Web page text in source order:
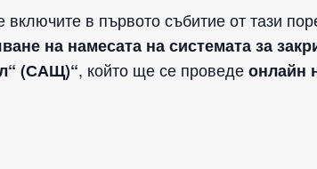
в първото събитие от тази
на намесата на системата за
(САЩ)“, който ще се проведеонлайн